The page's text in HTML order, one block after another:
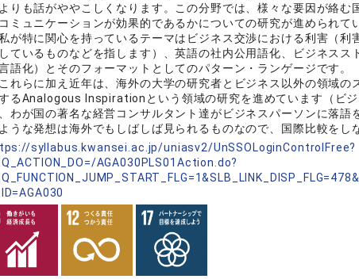
りも話がややこしくなります。この分野では、様々な要因が絡む
ミュニケーションが効果的であるかについての研究が進められて
が特に関心を持っているテーマはビジネス交渉における利害（利
ているものなどを指します）、英語の社内公用語化、ビジネスス
言語化）とそのフォーマットとしてのパターン・ランゲージです。
れらに加え近年は、海外の大学の研究者とビジネス以外の領域の
るAnalogous Inspirationという領域の研究を進めています（ビジ
わが国の著名な経営コンサルタント達がビジネスパーソンに落語
うな発想は海外でもしばしば見られるものなので、国際比較をし
syllabus.kwansei.ac.jp/uniasv2/UnSSOLoginControlFree?
AGA030PLS01Action.do?